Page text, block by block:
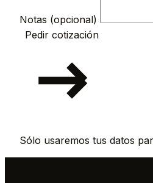
Notas (opcional)
Pedir cotización
Sólo usaremos tus datos